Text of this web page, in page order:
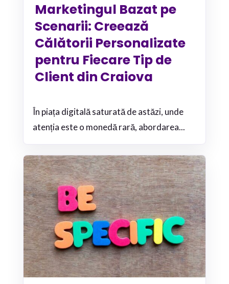
Marketingul Bazat pe
Scenarii: Creează
Călătorii Personalizate
pentru Fiecare Tip de
Client din Craiova
În piața digitală saturată de astăzi, unde
atenția este o monedă rară, abordarea...